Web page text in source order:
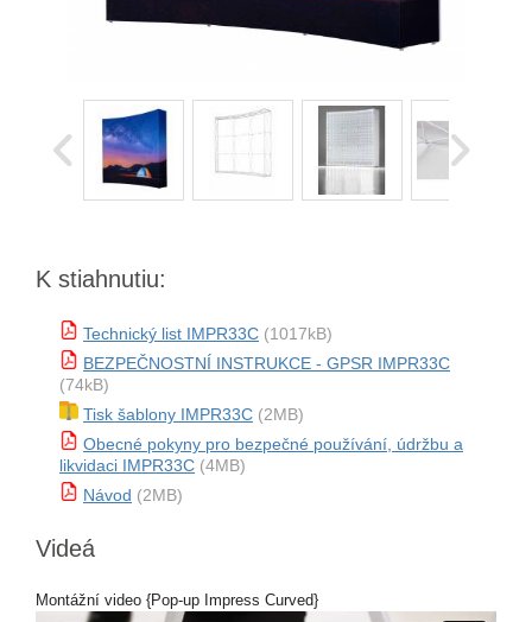
K stiahnutiu:
Technický list IMPR33C (1017kB)
BEZPEČNOSTNÍ INSTRUKCE - GPSR IMPR33C
(74kB)
Tisk šablony IMPR33C (2MB)
Obecné pokyny pro bezpečné používání, údržbu a
likvidaci IMPR33C (4MB)
Návod (2MB)
Videá
Montážní video {Pop-up Impress Curved}